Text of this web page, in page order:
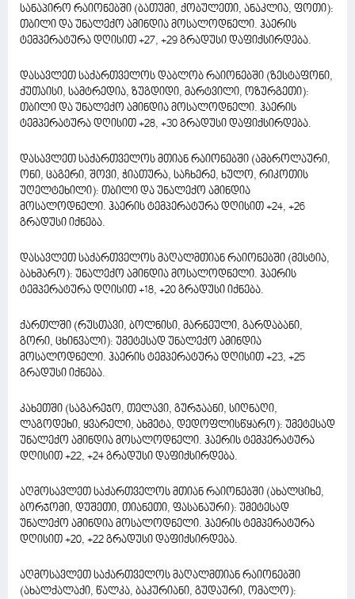
სანაპირო რაიონებში (ბათუმი, ქობულეთი, ანაკლია, ფოთი):
თბილი და უნალექო ამინდია მოსალოდნელი. ჰაერის
ტემპერატურა დღისით +27, +29 გრადუსი დაფიქსირდება.
დასავლეთ საქართველოს დაბლობ რაიონებში (ზესტაფონი,
ქუთაისი, სამტრედია, ზუგდიდი, მარტვილი, ოზურგეთი):
თბილი და უნალექო ამინდია მოსალოდნელი. ჰაერის
ტემპერატურა დღისით +28, +30 გრადუსი დაფიქსირდება.
დასავლეთ საქართველოს მთიან რაიონებში (ამბროლაური,
ონი, ცაგერი, შოვი, ჭიათურა, საჩხერე, ხულო, რიკოთის
უღელტეხილი): თბილი და უნალექო ამინდია
მოსალოდნელი. ჰაერის ტემპერატურა დღისით +24, +26
გრადუსი იქნება.
დასავლეთ საქართველოს მაღალმთიან რაიონებში (მესტია,
ბახმარო): უნალექო ამინდია მოსალოდნელი. ჰაერის
ტემპერატურა დღისით +18, +20 გრადუსი იქნება.
ქართლში (რუსთავი, ბოლნისი, მარნეული, გარდაბანი,
გორი, ცხინვალი): უმეტესად უნალექო ამინდია
მოსალოდნელი. ჰაერის ტემპერატურა დღისით +23, +25
გრადუსი იქნება.
კახეთში (საგარეჯო, თელავი, გურჯაანი, სიღნაღი,
ლაგოდეხი, ყვარელი, ახმეტა, დედოფლისწყარო): უმეტესად
უნალექო ამინდია მოსალოდნელი. ჰაერის ტემპერატურა
დღისით +22, +24 გრადუსი დაფიქსირდება.
აღმოსავლეთ საქართველოს მთიან რაიონებში (ახალციხე,
ბორჯომი, დუშეთი, თიანეთი, ფასანაური): უმეტესად
უნალექო ამინდია მოსალოდნელი. ჰაერის ტემპერატურა
დღისით +20, +22 გრადუსი დაფიქსირდება.
აღმოსავლეთ საქართველოს მაღალმთიან რაიონებში
(ახალქალაქი, წალკა, ბაკურიანი, გუდაური, ომალო):